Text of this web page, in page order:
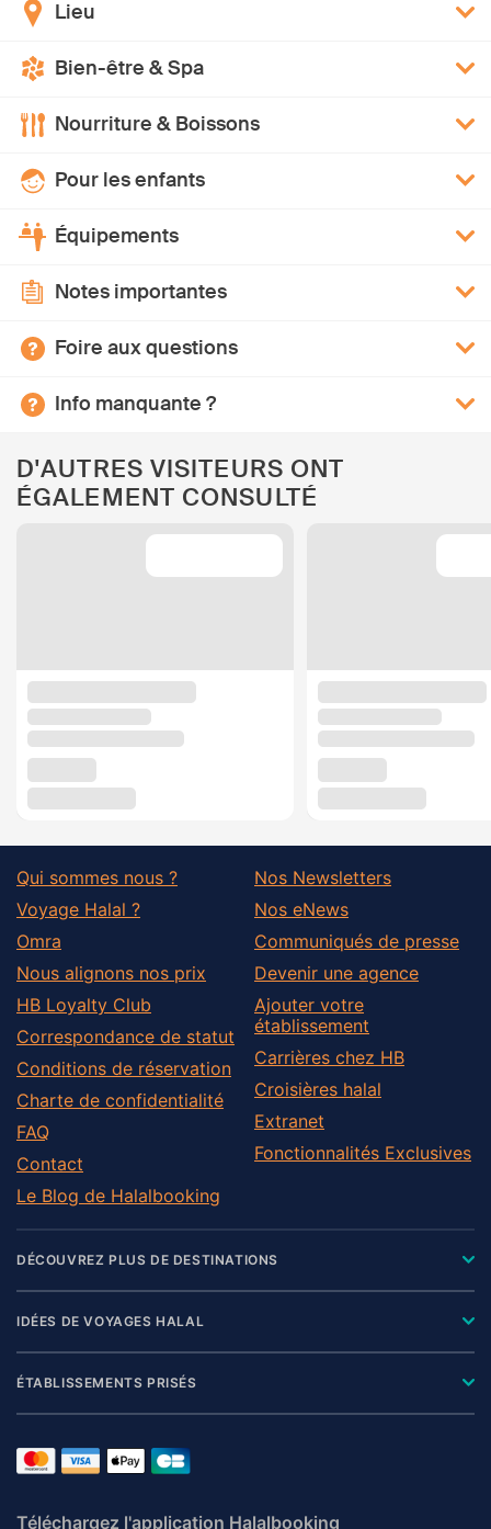
Lieu
Bien-être & Spa
Nourriture & Boissons
Pour les enfants
Équipements
Notes importantes
Foire aux questions
Info manquante ?
D'AUTRES VISITEURS ONT
ÉGALEMENT CONSULTÉ
Qui sommes nous ?
Voyage Halal ?
Omra
Nous alignons nos prix
HB Loyalty Club
Correspondance de statut
Conditions de réservation
Charte de confidentialité
FAQ
Contact
Le Blog de Halalbooking
Nos Newsletters
Nos eNews
Communiqués de presse
Devenir une agence
Ajouter votre
établissement
Carrières chez HB
Croisières halal
Extranet
Fonctionnalités Exclusives
DÉCOUVREZ PLUS DE DESTINATIONS
IDÉES DE VOYAGES HALAL
ÉTABLISSEMENTS PRISÉS
Téléchargez l'application Halalbooking